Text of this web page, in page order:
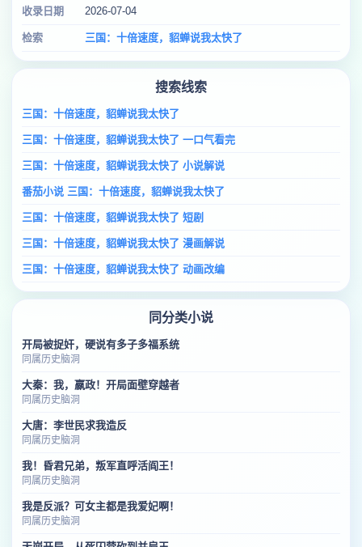
收录日期 2026-07-04
检索 三国：十倍速度，貂蝉说我太快了
搜索线索
三国：十倍速度，貂蝉说我太快了
三国：十倍速度，貂蝉说我太快了 一口气看完
三国：十倍速度，貂蝉说我太快了 小说解说
番茄小说 三国：十倍速度，貂蝉说我太快了
三国：十倍速度，貂蝉说我太快了 短剧
三国：十倍速度，貂蝉说我太快了 漫画解说
三国：十倍速度，貂蝉说我太快了 动画改编
同分类小说
开局被捉奸，硬说有多子多福系统
同属历史脑洞
大秦：我，嬴政！开局面壁穿越者
同属历史脑洞
大唐：李世民求我造反
同属历史脑洞
我！昏君兄弟，叛军直呼活阎王！
同属历史脑洞
我是反派？可女主都是我爱妃啊！
同属历史脑洞